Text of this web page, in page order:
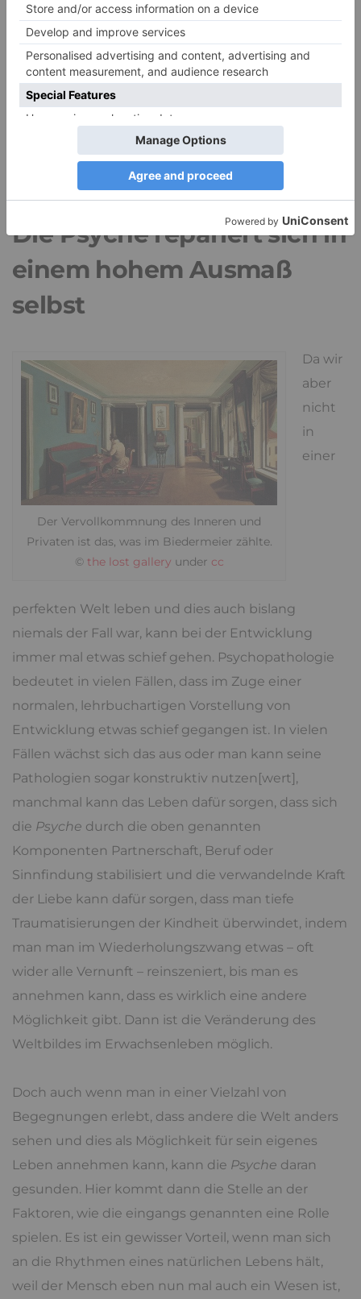
Sadismus, das heißt, dass die Regeln keine pure
Machtdemonstration sind oder sich je nach Laune
der Erwachsenen ständig ändern. Was wirklich zählt
sind für die kindlichePsychedie sogenannten
Spitzenaffekte, können diese vermieden oder stark
reduziert werden, ist der Rest, bezogen auf die
Entwicklung derPsychein aller Regel ein
Die Psyche repariert sich in
einem hohem Ausmaß
selbst
Der Vervollkommnung des Inneren und
Privaten ist das, was im Biedermeier zählte.
© the lost gallery under cc
Da wir
aber
nicht
in
einer
perfekten Welt leben und dies auch bislang
niemals der Fall war, kann bei der Entwicklung
immer mal etwas schief gehen. Psychopathologie
bedeutet in vielen Fällen, dass im Zuge einer
normalen, lehrbuchartigen Vorstellung von
Entwicklung etwas schief gegangen ist. In vielen
Fällen wächst sich das aus oder man kann seine
Pathologien sogar konstruktiv nutzen[wert],
manchmal kann das Leben dafür sorgen, dass sich
die Psyche durch die oben genannten
Komponenten Partnerschaft, Beruf oder
Sinnfindung stabilisiert und die verwandelnde Kraft
der Liebe kann dafür sorgen, dass man tiefe
Traumatisierungen der Kindheit überwindet, indem
man man im Wiederholungszwang etwas – oft
wider alle Vernunft – reinszeniert, bis man es
annehmen kann, dass es wirklich eine andere
Möglichkeit gibt. Dann ist die Veränderung des
Weltbildes im Erwachsenleben möglich.
Doch auch wenn man in einer Vielzahl von
Begegnungen erlebt, dass andere die Welt anders
sehen und dies als Möglichkeit für sein eigenes
Leben annehmen kann, kann die Psyche daran
gesunden. Hier kommt dann die Stelle an der
Faktoren, wie die eingangs genannten eine Rolle
spielen. Es ist ein gewisser Vorteil, wenn man sich
an die Rhythmen eines natürlichen Lebens hält,
weil der Mensch eben nun mal auch ein Wesen ist,